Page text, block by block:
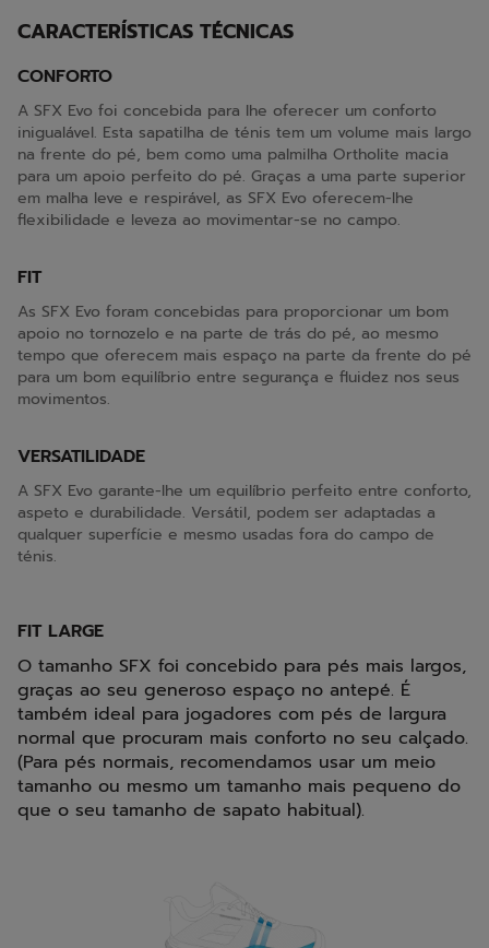
CARACTERÍSTICAS TÉCNICAS
CONFORTO
A SFX Evo foi concebida para lhe oferecer um conforto
inigualável. Esta sapatilha de ténis tem um volume mais largo
na frente do pé, bem como uma palmilha Ortholite macia
para um apoio perfeito do pé. Graças a uma parte superior
em malha leve e respirável, as SFX Evo oferecem-lhe
flexibilidade e leveza ao movimentar-se no campo.
FIT
As SFX Evo foram concebidas para proporcionar um bom
apoio no tornozelo e na parte de trás do pé, ao mesmo
tempo que oferecem mais espaço na parte da frente do pé
para um bom equilíbrio entre segurança e fluidez nos seus
movimentos.
VERSATILIDADE
A SFX Evo garante-lhe um equilíbrio perfeito entre conforto,
aspeto e durabilidade. Versátil, podem ser adaptadas a
qualquer superfície e mesmo usadas fora do campo de
ténis.
FIT LARGE
O tamanho SFX foi concebido para pés mais largos,
graças ao seu generoso espaço no antepé. É
também ideal para jogadores com pés de largura
normal que procuram mais conforto no seu calçado.
(Para pés normais, recomendamos usar um meio
tamanho ou mesmo um tamanho mais pequeno do
que o seu tamanho de sapato habitual).